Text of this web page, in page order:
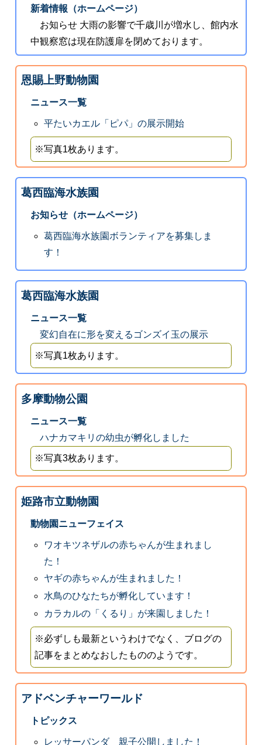
新着情報（ホームページ）
お知らせ 大雨の影響で千歳川が増水し、館内水
中観察窓は現在防護扉を閉めております。
恩賜上野動物園
ニュース一覧
平たいカエル「ピパ」の展示開始
※写真1枚あります。
葛西臨海水族園
お知らせ（ホームページ）
葛西臨海水族園ボランティアを募集しま
す！
葛西臨海水族園
ニュース一覧
変幻自在に形を変えるゴンズイ玉の展示
※写真1枚あります。
多摩動物公園
ニュース一覧
ハナカマキリの幼虫が孵化しました
※写真3枚あります。
姫路市立動物園
動物園ニューフェイス
ワオキツネザルの赤ちゃんが生まれまし
た！
ヤギの赤ちゃんが生まれました！
水鳥のひなたちが孵化しています！
カラカルの「くるり」が来園しました！
※必ずしも最新というわけでなく、ブログの
記事をまとめなおしたもののようです。
アドベンチャーワールド
トピックス
レッサーパンダ 親子公開しました！